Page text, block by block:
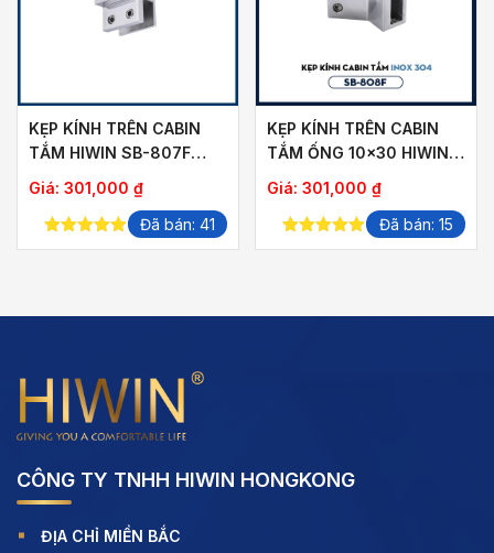
KẸP KÍNH TRÊN CABIN
TẮM HIWIN SB-807F
ỐNG 10×30
Giá: 301,000 ₫
5.00out of
Đã bán: 41
KẸP KÍNH TRÊN CABIN
TẮM ỐNG 10×30 HIWIN
SB-808F
Giá: 301,000 ₫
5.00out of
Đã bán: 15
CÔNG TY TNHH HIWIN HONGKONG
ĐỊA CHỈ MIỀN BẮC